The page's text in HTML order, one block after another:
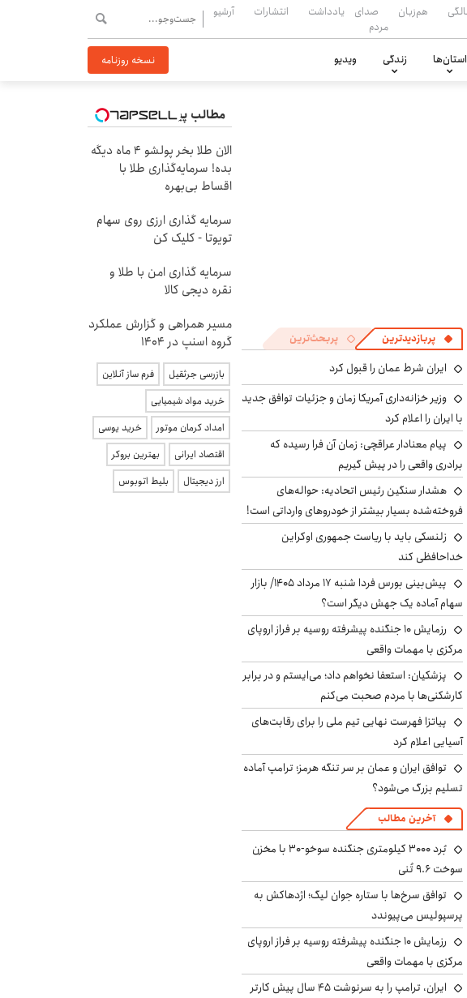
هم‌زبان
صدای
مردم
یادداشت انتشارات آرشیو
استان‌ها زندگی ویدیو نسخه روزنامه
پربازدیدترین پربحث‌ترین
ایران شرط عمان را قبول کرد
وزیر خزانه‌داری آمریکا زمان و جزئیات توافق جدید
با ایران را اعلام کرد
پیام معنادار عراقچی: زمان آن فرا رسیده که
برادری واقعی را در پیش گیریم
هشدار سنگین رئیس اتحادیه: حواله‌های
فروخته‌شده بسیار بیشتر از خودروهای وارداتی است!
زلنسکی باید با ریاست جمهوری اوکراین
خداحافظی کند
پیش‌بینی بورس فردا شنبه ۱۷ مرداد ۱۴۰۵/ بازار
سهام آماده یک جهش دیگر است؟
رزمایش ۱۰ جنگنده پیشرفته روسیه بر فراز اروپای
مرکزی با مهمات واقعی
پزشکیان: استعفا نخواهم داد؛ می‌ایستم و در برابر
کارشکنی‌ها با مردم صحبت می‌کنم
پیاتزا فهرست نهایی تیم ملی را برای رقابت‌های
آسیایی اعلام کرد
توافق ایران و عمان بر سر تنگه هرمز؛ ترامپ آماده
تسلیم بزرگ می‌شود؟
آخرین مطالب
بُرد ۳۰۰۰ کیلومتری جنگنده سوخو-۳۰ با مخزن
سوخت ۹.۶ تُنی
توافق سرخ‌ها با ستاره جوان لیگ؛ اژدهاکش به
پرسپولیس می‌پیوندد
رزمایش ۱۰ جنگنده پیشرفته روسیه بر فراز اروپای
مرکزی با مهمات واقعی
ایران، ترامپ را به سرنوشت ۴۵ سال پیش کارتر
مطالب پیشنهادی
الان طلا بخر پولشو 4 ماه دیگه
بده! سرمایه‌گذاری طلا با
اقساط بی‌بهره
سرمایه گذاری ارزی روی سهام
تویوتا - کلیک کن
سرمایه گذاری امن با طلا و
نقره دیجی کالا
مسیر همراهی و گزارش عملکرد
گروه اسنپ در ۱۴۰۴
بازرسی جرثقیل
فرم ساز آنلاین
خرید مواد شیمیایی
امداد کرمان موتور
خرید یوسی
اقتصاد ایرانی
بهترین بروکر
ارز دیجیتال
بلیط اتوبوس